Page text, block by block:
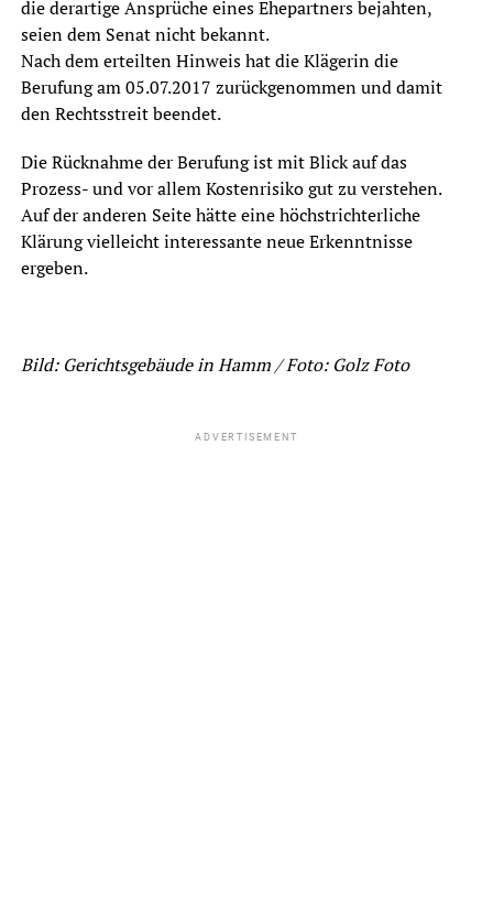
die derartige Ansprüche eines Ehepartners bejahten,
seien dem Senat nicht bekannt.
Nach dem erteilten Hinweis hat die Klägerin die
Berufung am 05.07.2017 zurückgenommen und damit
den Rechtsstreit beendet.
Die Rücknahme der Berufung ist mit Blick auf das
Prozess- und vor allem Kostenrisiko gut zu verstehen.
Auf der anderen Seite hätte eine höchstrichterliche
Klärung vielleicht interessante neue Erkenntnisse
ergeben.
Bild: Gerichtsgebäude in Hamm / Foto: Golz Foto
ADVERTISEMENT